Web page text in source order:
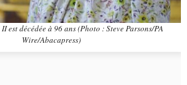
est décédée à 96 ans (Photo : Steve Parsons/PA
Wire/Abacapress)